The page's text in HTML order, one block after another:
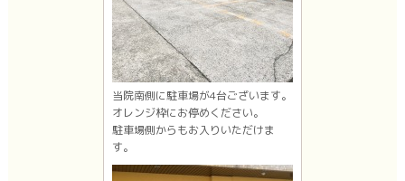
当院南側に駐車場が4台ございます。
オレンジ枠にお停めください。
駐車場側からもお入りいただけま
す。